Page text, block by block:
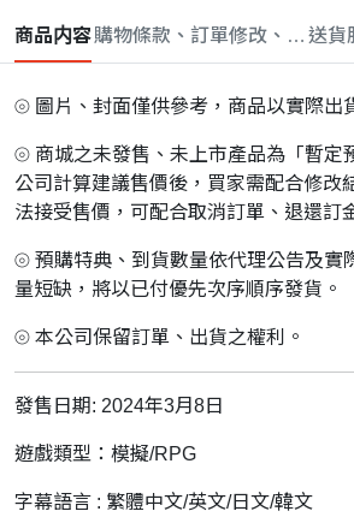
商品内容購物條款、訂單修改、取消與
送貨
⦾ 圖片、封面僅供參考，商品以實際出
⦾ 商城之未發售、未上市產品為「暫定
公司計算建議售價後，買家需配合修改
法接受售價，可配合取消訂單、退還訂
⦾ 預購特典、到貨數量依代理公告及實
量短缺，將以已付優先次序順序發貨。
⦾ 本公司保留訂單、出貨之權利。
發售日期: 2024年3月8日
遊戲類型：模擬/RPG
字幕語言 : 繁體中文/英文/日文/韓文